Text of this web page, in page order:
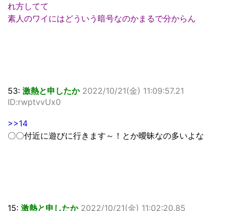
れ方してて
素人のワイにはどういう暗号なのかまるで分からん
53: 激熱と申したか 2022/10/21(金) 11:09:57.21
ID:rwptvvUx0
>>14
〇〇付近に遊びに行きます～！とか曖昧なの多いよな
15: 激熱と申したか 2022/10/21(金) 11:02:20.85